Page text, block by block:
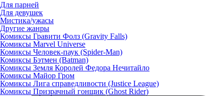
Для парней
Для девушек
Мистика/ужасы
Другие жанры
Комиксы Гравити Фолз (Gravity Falls)
Комиксы Marvel Universe
Комиксы Человек-паук (Spider-Man)
Комиксы Бэтмен (Batman)
Комиксы Земля Королей Федора Нечитайло
Комиксы Майор Гром
Комиксы Лига справедливости (Justice League)
Комиксы Призрачный гонщик (Ghost Rider)